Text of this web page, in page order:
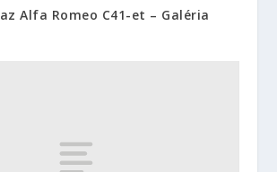
Alfa Romeo C41-et – Galéria